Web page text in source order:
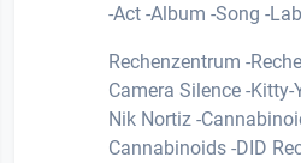
-Act -Album -Song -
Rechenzentrum -
Camera Silence -Kitty-
Nik Nortiz -
Cannabinoids -DID